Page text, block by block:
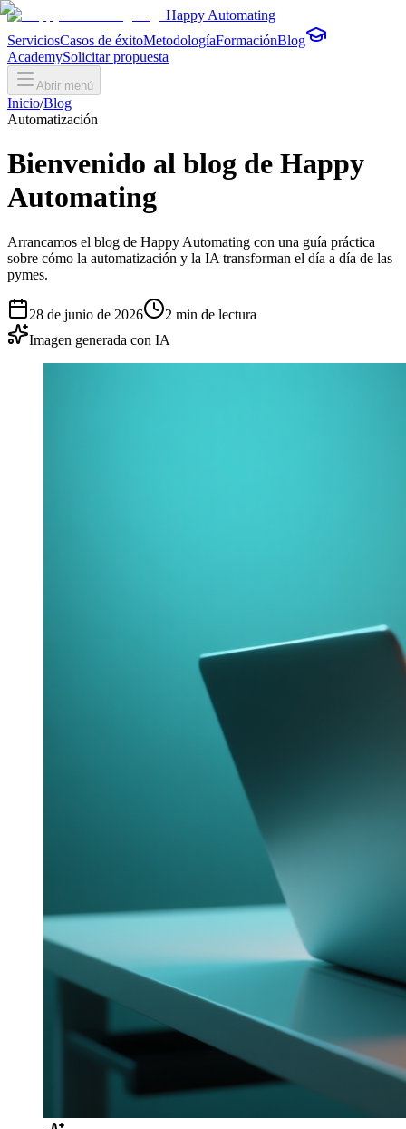
Happy Automating
ServiciosCasos de éxitoMetodologíaFormaciónBlog
AcademySolicitar propuesta
Abrir menú
Inicio/Blog
Automatización
Bienvenido al blog de Happy
Automating
Arrancamos el blog de Happy Automating con una guía práctica
sobre cómo la automatización y la IA transforman el día a día de las
pymes.
28 de junio de 2026 2 min de lectura
Imagen generada con IA